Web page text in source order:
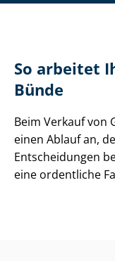
So arbeitet
Bünde
Beim Verkauf von
einen Ablauf an,
Entscheidungen
eine ordentliche